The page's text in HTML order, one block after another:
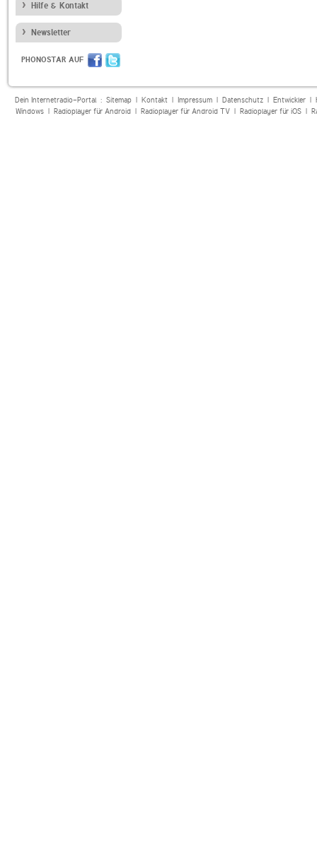
Hilfe & Kontakt
Newsletter
PHONOSTAR AUF
Dein Internetradio-Portal : Sitemap| Kontakt| Impressum| Datenschutz| Entwickler|
Windows| Radioplayer für Android| Radioplayer für Android TV| Radioplayer für iOS|